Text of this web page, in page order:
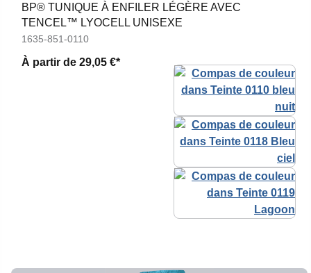
BP® TUNIQUE À ENFILER LÉGÈRE AVEC
TENCEL™ LYOCELL UNISEXE
1635-851-0110
À partir de 29,05 €*